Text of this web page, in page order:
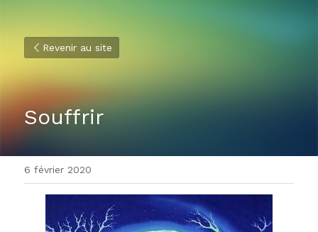
Revenir au site
Souffrir
6 février 2020